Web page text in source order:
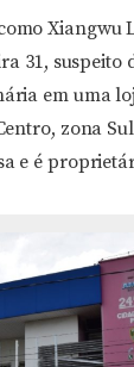
Xiangwu
31, suspeito
em uma
zona
e é